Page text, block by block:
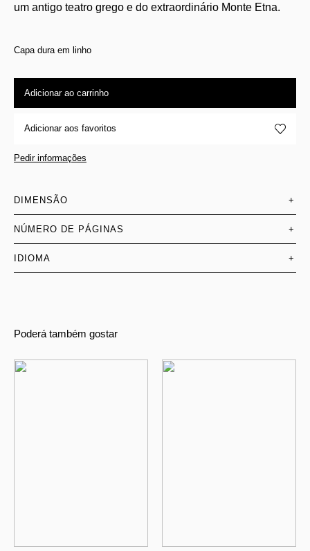
um antigo teatro grego e do extraordinário Monte Etna.
Capa dura em linho
Adicionar ao carrinho
Adicionar aos favoritos
Pedir informações
DIMENSÃO +
NÚMERO DE PÁGINAS +
IDIOMA +
Poderá também gostar